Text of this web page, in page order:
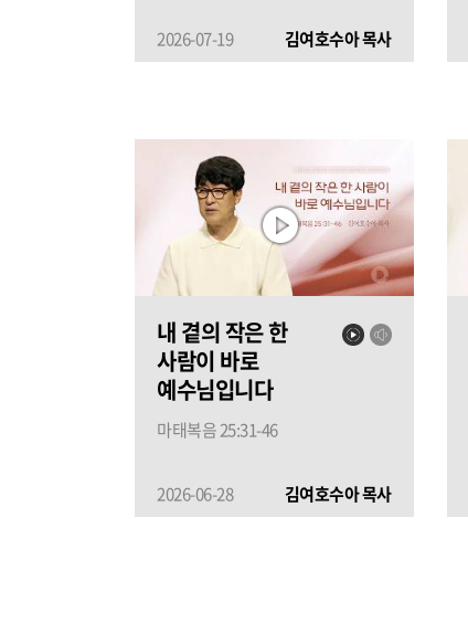
2026-07-19 김여호수아 목사
내 곁의 작은 한
사람이 바로
예수님입니다
마태복음 25:31-46
2026-06-28 김여호수아 목사